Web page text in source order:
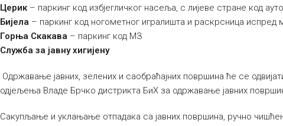
Церик – паркинг код избјегличког насеља, с лијеве стране код
Бијела – паркинг код ногометног игралишта и раскрсница испред
Горња Скакава – паркинг код МЗ
Служба за јавну хигијену
Одржавање јавних, зелених и саобраћајних површина ће се
одјељења Владе Брчко дистрикта БиХ за одржавање јавних
Сакупљање и уклањање отпадака са јавних површина, ручно